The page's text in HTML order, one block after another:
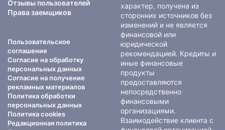
Отзывы пользователей
Права заемщиков
Пользовательское
соглашение
Согласие на обработку
персональных данных
Согласие на получение
рекламных материалов
Политика обработки
персональных данных
Политика cookies
Редакционная политика
характер, получена из
сторонних источников без
изменений и не является
финансовой или
юридической
рекомендацией. Кредиты и
иные финансовые
продукты
предоставляются
непосредственно
финансовыми
организациями.
Взаимодействие клиента с